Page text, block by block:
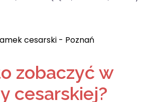
zobaczyć w
cesarskiej?